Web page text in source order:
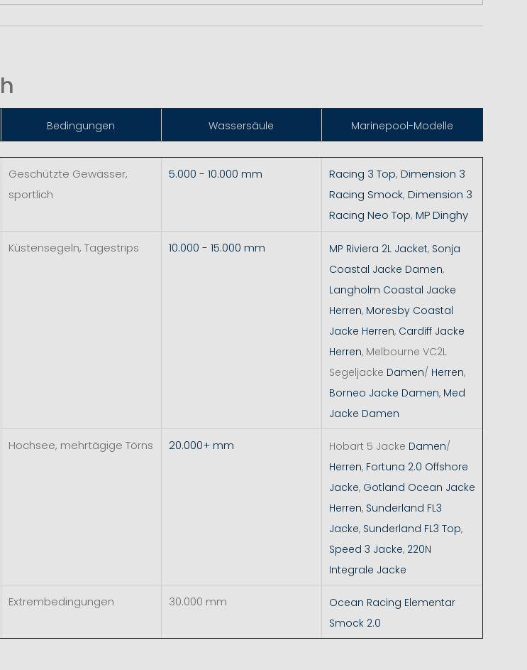
Bedingungen Wassersäule Marinepool-Modelle
Geschützte Gewässer,
sportlich
5.000 - 10.000 mm Racing 3 Top, Dimension 3
Racing Smock, Dimension 3
Racing Neo Top, MP Dinghy
Küstensegeln, Tagestrips 10.000 - 15.000 mm MP Riviera 2L Jacket, Sonja
Coastal Jacke Damen,
Langholm Coastal Jacke
Herren, Moresby Coastal
Jacke Herren, Cardiff Jacke
Herren, Melbourne VC2L
Segeljacke Damen/ Herren,
Borneo Jacke Damen, Med
Jacke Damen
Hochsee, mehrtägige Törns 20.000+ mm Hobart 5 Jacke Damen/
Herren, Fortuna 2.0 Offshore
Jacke, Gotland Ocean Jacke
Herren, Sunderland FL3
Jacke, Sunderland FL3 Top,
Speed 3 Jacke, 220N
Integrale Jacke
Extrembedingungen 30.000 mm
Ocean Racing Elementar
Smock 2.0